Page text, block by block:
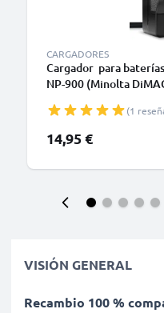
CARGADORES
Cargador para
NP-900 (Minolta
(1
14,95 €
VISIÓN GENERAL
Recambio 100 %